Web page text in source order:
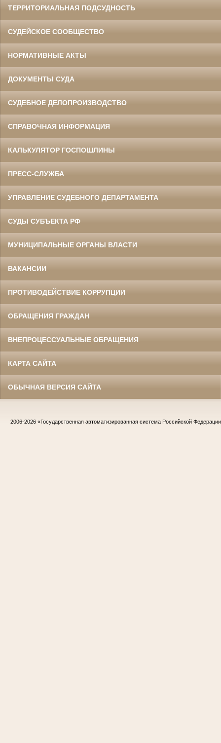
ТЕРРИТОРИАЛЬНАЯ ПОДСУДНОСТЬ
СУДЕЙСКОЕ СООБЩЕСТВО
НОРМАТИВНЫЕ АКТЫ
ДОКУМЕНТЫ СУДА
СУДЕБНОЕ ДЕЛОПРОИЗВОДСТВО
СПРАВОЧНАЯ ИНФОРМАЦИЯ
КАЛЬКУЛЯТОР ГОСПОШЛИНЫ
ПРЕСС-СЛУЖБА
УПРАВЛЕНИЕ СУДЕБНОГО ДЕПАРТАМЕНТА
СУДЫ СУБЪЕКТА РФ
МУНИЦИПАЛЬНЫЕ ОРГАНЫ ВЛАСТИ
ВАКАНСИИ
ПРОТИВОДЕЙСТВИЕ КОРРУПЦИИ
ОБРАЩЕНИЯ ГРАЖДАН
ВНЕПРОЦЕССУАЛЬНЫЕ ОБРАЩЕНИЯ
КАРТА САЙТА
ОБЫЧНАЯ ВЕРСИЯ САЙТА
2006-2026 «Государственная автоматизированная система Российской